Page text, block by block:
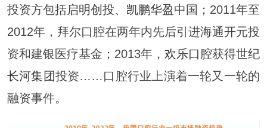
投资方包括启明创投、 凯鹏华盈中国；2011年至
2012年，拜尔口腔在两年内先后引进海通开元投
资和建银医疗基金；2013年，欢乐口腔获得世纪
长河集团投资……口腔行业上演着一轮又一轮的
融资事件。